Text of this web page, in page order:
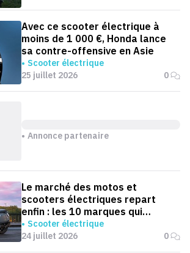
Avec ce scooter électrique à
moins de 1 000 €, Honda lance
sa contre-offensive en Asie
Scooter électrique
25 juillet 2026
0
Annonce partenaire
Le marché des motos et
scooters électriques repart
enfin : les 10 marques qui
dominent la France
Scooter électrique
24 juillet 2026
0